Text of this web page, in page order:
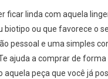
Com
Cores
Que
Te
Favorecem
ficar linda com aquela
biotipo ou que favorece o
pessoal e uma simples
ajuda a comprar de
aquela peça que você já